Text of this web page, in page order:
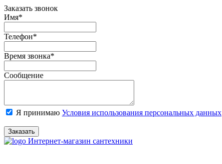
Заказать звонок
Имя*
Телефон*
Время звонка*
Сообщение
Я принимаю Условия использования персональных данных
Заказать
Интернет-магазин сантехники